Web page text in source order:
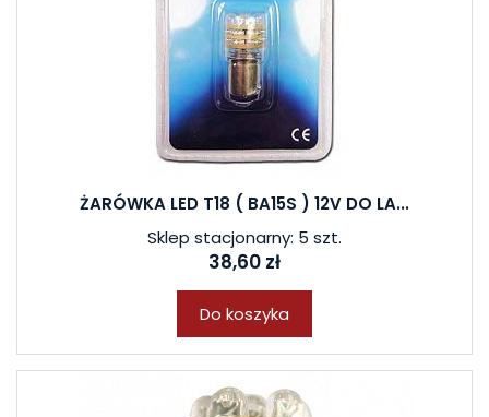
ŻARÓWKA LED T18 ( BA15S ) 12V DO LA...
Sklep stacjonarny: 5 szt.
38,60 zł
Do koszyka